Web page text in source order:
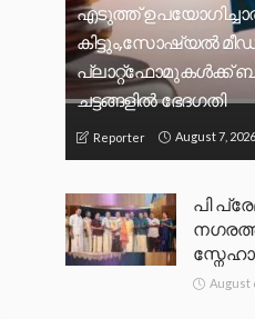
എടുത്ത്
കിട്ടും,സോഷ്യല്‍
പ്ലാറ്റ്‌ഫോമുകള്‍ക്ക്
ചട്ടങ്ങളില്‍ ഭേദഗതി
Reporter August 7, 2026
പി
August